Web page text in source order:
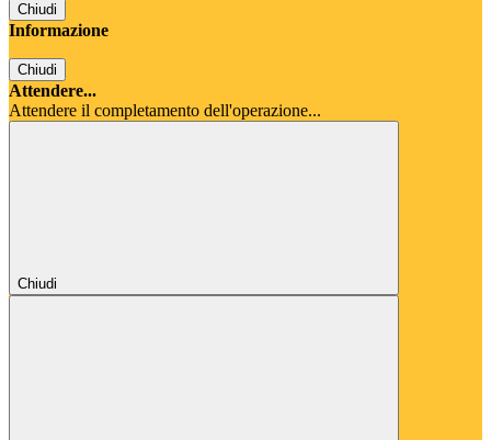
Chiudi
Informazione
Chiudi
Attendere...
Attendere il completamento dell'operazione...
Chiudi